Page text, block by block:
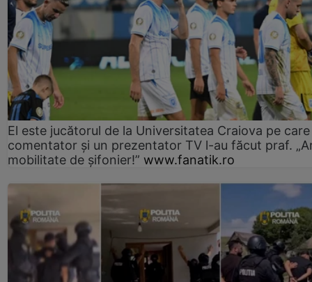
El este jucătorul de la Universitatea Craiova pe
comentator și un prezentator TV l-au făcut praf.
mobilitate de șifonier!” www.fanatik.ro